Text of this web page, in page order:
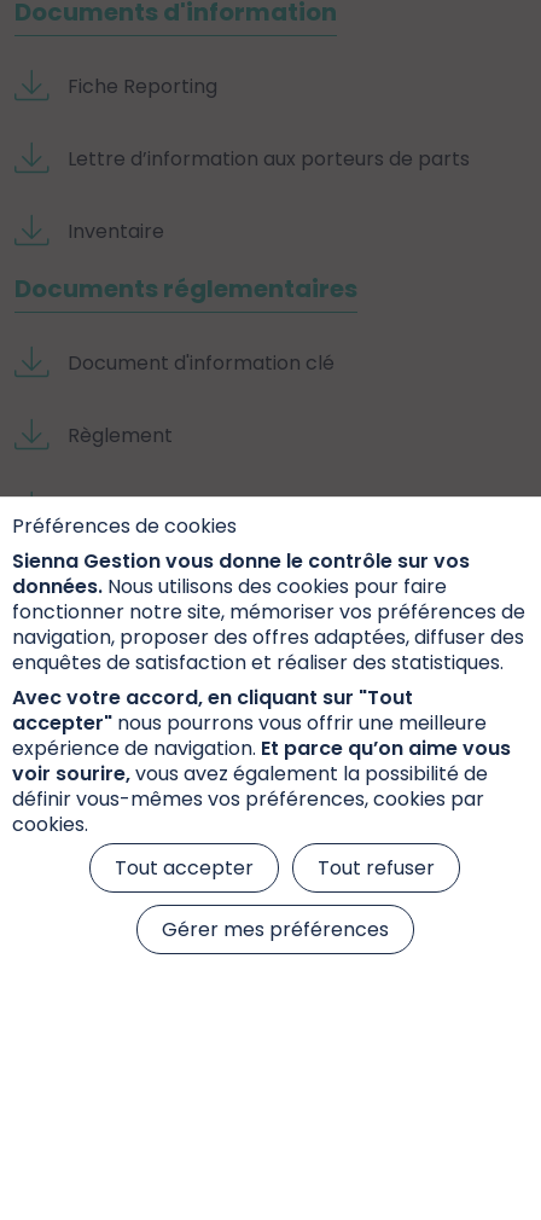
Préférences de cookies
Sienna Gestion vous donne le contrôle sur vos
données. Nous utilisons des cookies pour faire
fonctionner notre site, mémoriser vos préférences de
navigation, proposer des offres adaptées, diffuser des
enquêtes de satisfaction et réaliser des statistiques.
Avec votre accord, en cliquant sur "Tout
accepter" nous pourrons vous offrir une meilleure
expérience de navigation. Et parce qu’on aime vous
voir sourire,vous avez également la possibilité de
définir vous-mêmes vos préférences, cookies par
cookies.
Tout accepter
Tout refuser
Gérer mes préférences
Documents d'information
Fiche Reporting
Lettre d’information aux porteurs de parts
Inventaire
Documents réglementaires
Document d'information clé
Règlement
Documents extra-financiers
Fiche Internet SFDR
Annexe Précontractuelle SFDR